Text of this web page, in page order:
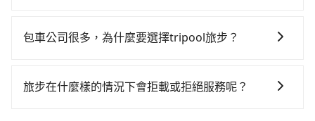
饋或未來換取免費的住房。台灣人常用的線上訂房平台
完後預定就完成，事先不用電話確認空房，事後也不用
需要連續兩天的包車服務，可以在官網上分開預定兩天
包車公司很多，為什麼要選擇tripool旅步？
以依照您行程人數的需求進行選擇。此外，為確保您的
旅步在什麼樣的情況下會拒載或拒絕服務呢？